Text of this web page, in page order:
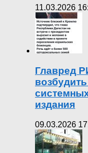
11.03.2026
Главред
издания
09.03.2026